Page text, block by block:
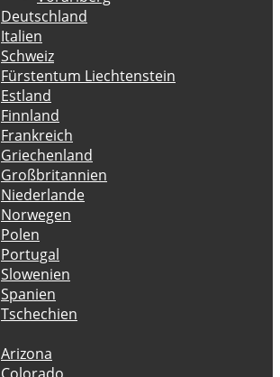
Deutschland
Italien
Schweiz
Fürstentum Liechtenstein
Estland
Finnland
Frankreich
Griechenland
Großbritannien
Niederlande
Norwegen
Polen
Portugal
Slowenien
Spanien
Tschechien
Arizona